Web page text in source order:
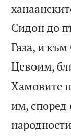
Сидон до
Газа, и
Цевоим,
Хамовите
им, според